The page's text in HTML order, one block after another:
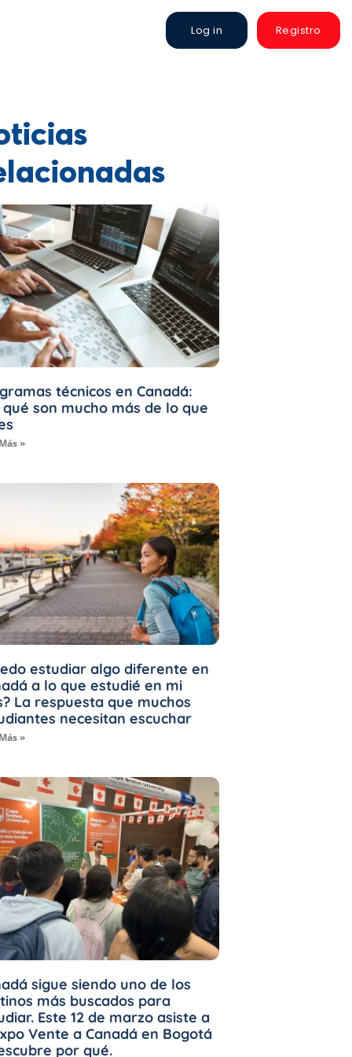
Log in Registro
técnicos en Canadá:
son mucho más de lo que
»
estudiar algo diferente en
a lo que estudié en mi
La respuesta que muchos
necesitan escuchar
»
sigue siendo uno de los
más buscados para
Este 12 de marzo asiste a
Vente a Canadá en Bogotá
por qué.